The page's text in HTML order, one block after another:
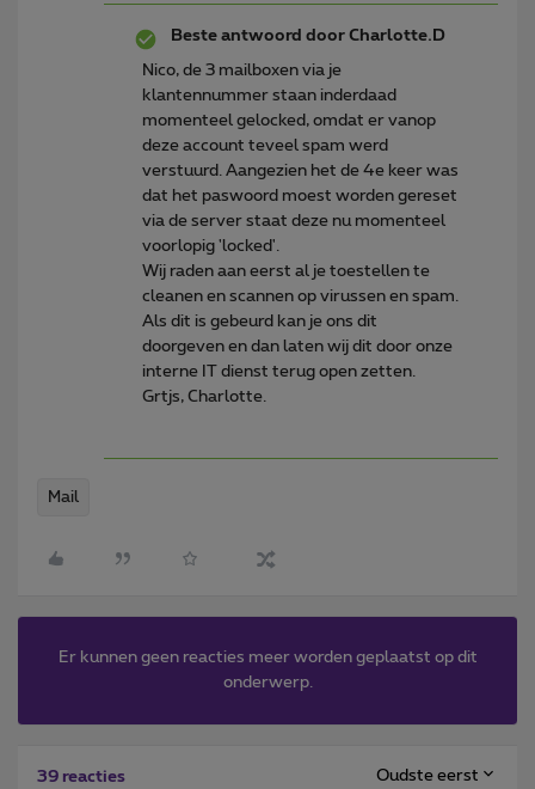
Beste antwoord door Charlotte.D
Nico, de 3 mailboxen via je
klantennummer staan inderdaad
momenteel gelocked, omdat er vanop
deze account teveel spam werd
verstuurd. Aangezien het de 4e keer was
dat het paswoord moest worden gereset
via de server staat deze nu momenteel
voorlopig 'locked'.
Wij raden aan eerst al je toestellen te
cleanen en scannen op virussen en spam.
Als dit is gebeurd kan je ons dit
doorgeven en dan laten wij dit door onze
interne IT dienst terug open zetten.
Grtjs, Charlotte.
Mail
Er kunnen geen reacties meer worden geplaatst op dit
onderwerp.
39 reacties Oudste eerst